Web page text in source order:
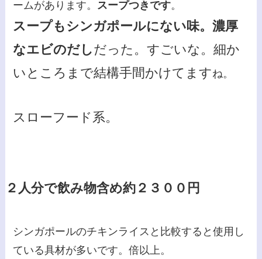
ームがあります。 スープつきです。
スープもシンガポールにない味。濃厚
なエビのだしだった。すごいな。細か
いところまで結構手間かけてますね。
スローフード系。
２人分で飲み物含め約２３００円
シンガポールのチキンライスと比較すると使用し
ている具材が多いです。倍以上。